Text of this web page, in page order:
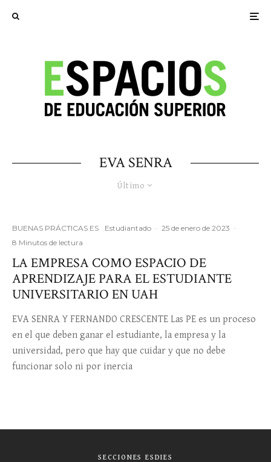
EVA SENRA
Último
BUENAS PRÁCTICAS ES Estudiantado · 25 de enero de 2023 ·
8 Minutos de lectura
LA EMPRESA COMO ESPACIO DE
APRENDIZAJE PARA EL ESTUDIANTE
UNIVERSITARIO EN UAH
EVA SENRA Y FERNANDO CRESCENTE Las PE es un proceso
en el que deben ganar el estudiante, la empresa y la
universidad, pero que hay que cuidar y que no debe
funcionar solo ni por inercia
SECCIONES ESDIES